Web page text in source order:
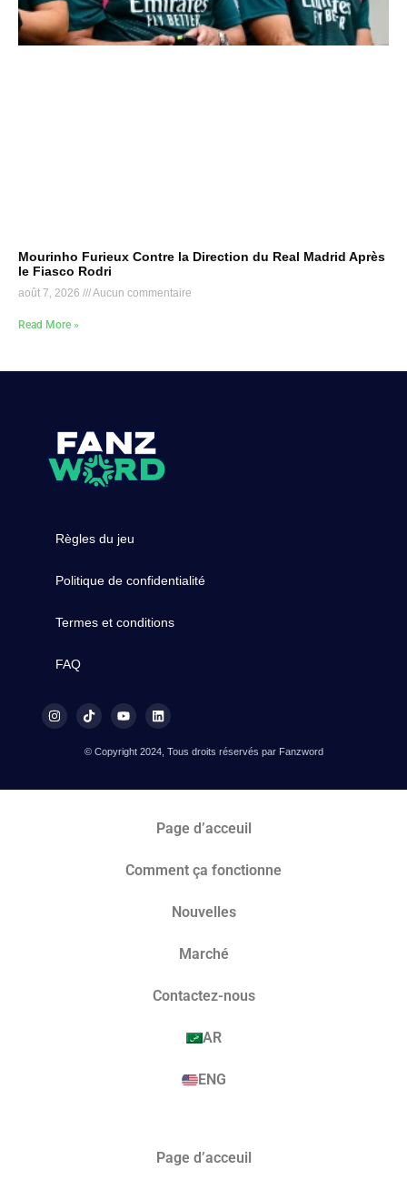
Mourinho Furieux Contre la Direction du Real Madrid Après
le Fiasco Rodri
août 7, 2026 Aucun commentaire
Read More »
Règles du jeu
Politique de confidentialité
Termes et conditions
FAQ
© Copyright 2024, Tous droits réservés par Fanzword
Page d’acceuil
Comment ça fonctionne
Nouvelles
Marché​
Contactez-nous
AR
ENG
Page d’acceuil